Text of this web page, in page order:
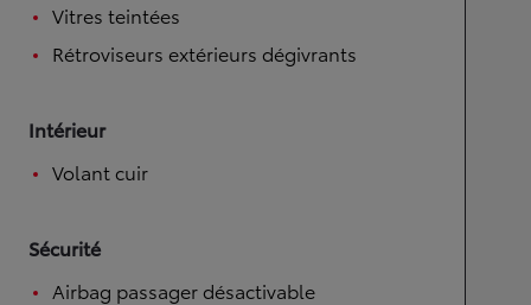
Vitres teintées
Rétroviseurs extérieurs dégivrants
Intérieur
Volant cuir
Sécurité
Airbag passager désactivable